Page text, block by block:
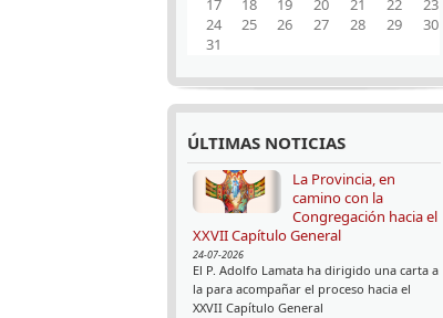
24
25 26 27 28 29
30
31
ÚLTIMAS NOTICIAS
La Provincia, en
camino con la
Congregación hacia el
XXVII Capítulo General
24-07-2026
El P. Adolfo Lamata ha dirigido una carta a
la para acompañar el proceso hacia el
XXVII Capítulo General